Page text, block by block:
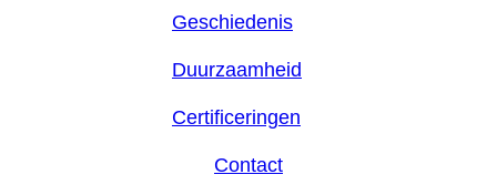
Geschiedenis
Duurzaamheid
Certificeringen
Contact